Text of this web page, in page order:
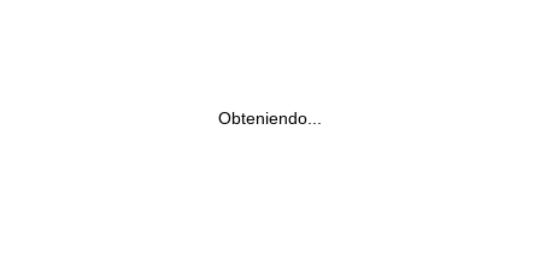
Obteniendo...